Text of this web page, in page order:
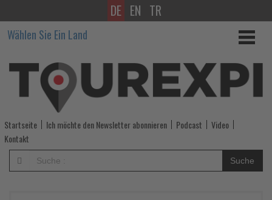
Jan
Mayer
verlässt
die
Geschäftsführung
von
alltours
DE EN TR
Wählen Sie Ein Land
Startseite Ich möchte den Newsletter abonnieren Podcast
Video
Kontakt
Suche